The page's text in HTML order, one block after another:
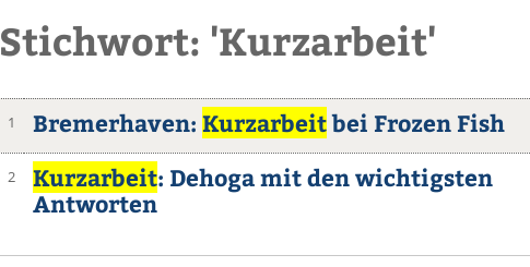
Stichwort: 'Kurzarbeit'
1 Bremerhaven: Kurzarbeitbei Frozen Fish
2 Kurzarbeit: Dehoga mit den wichtigsten
Antworten